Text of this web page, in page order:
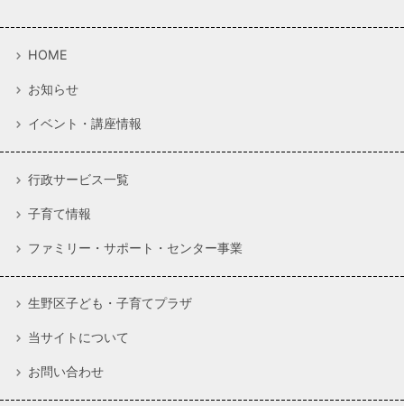
HOME
お知らせ
イベント・講座情報
行政サービス一覧
子育て情報
ファミリー・サポート・センター事業
生野区子ども・子育てプラザ
当サイトについて
お問い合わせ